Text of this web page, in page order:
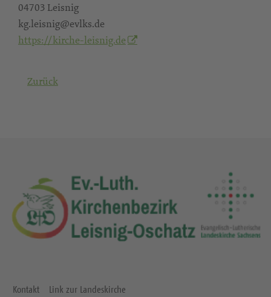
04703 Leisnig
kg.leisnig@evlks.de
https://kirche-leisnig.de
Zurück
Kontakt Link zur Landeskirche